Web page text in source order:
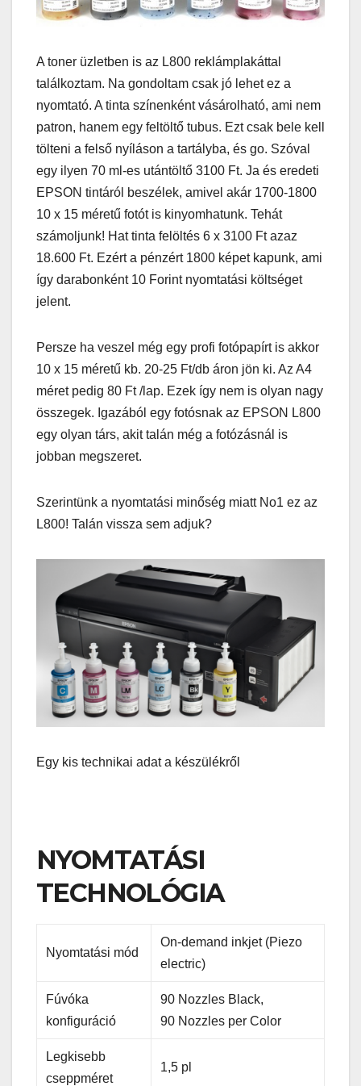
A toner üzletben is az L800 reklámplakáttal
találkoztam. Na gondoltam csak jó lehet ez a
nyomtató. A tinta színenként vásárolható, ami nem
patron, hanem egy feltöltő tubus. Ezt csak bele kell
tölteni a felső nyíláson a tartályba, és go. Szóval
egy ilyen 70 ml-es utántöltő 3100 Ft. Ja és eredeti
EPSON tintáról beszélek, amivel akár 1700-1800
10 x 15 méretű fotót is kinyomhatunk. Tehát
számoljunk! Hat tinta felöltés 6 x 3100 Ft azaz
18.600 Ft. Ezért a pénzért 1800 képet kapunk, ami
így darabonként 10 Forint nyomtatási költséget
jelent.
Persze ha veszel még egy profi fotópapírt is akkor
10 x 15 méretű kb. 20-25 Ft/db áron jön ki. Az A4
méret pedig 80 Ft /lap. Ezek így nem is olyan nagy
összegek. Igazából egy fotósnak az EPSON L800
egy olyan társ, akit talán még a fotózásnál is
jobban megszeret.
Szerintünk a nyomtatási minőség miatt No1 ez az
L800! Talán vissza sem adjuk?
Egy kis technikai adat a készülékről
NYOMTATÁSI
TECHNOLÓGIA
Nyomtatási mód
On-demand inkjet (Piezo
electric)
Fúvóka
konfiguráció
90 Nozzles Black,
90 Nozzles per Color
Legkisebb
cseppméret
1,5 pl